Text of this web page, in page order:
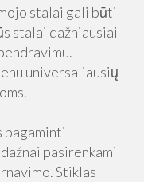
stalai gali būti
stalai dažniausiai
universaliausių
pagaminti
pasirenkami
Stiklas